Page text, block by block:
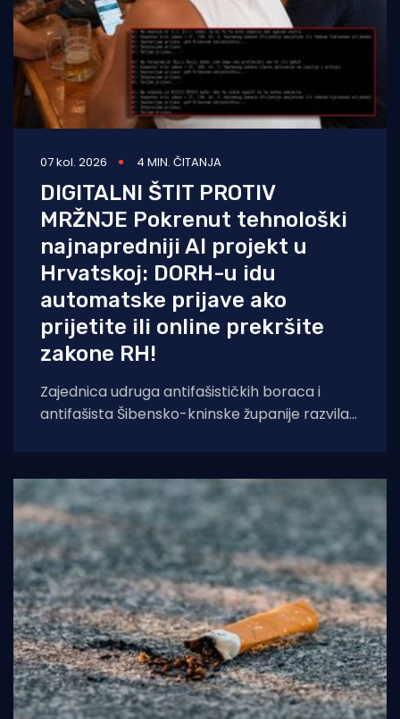
07 kol. 2026 4 MIN. ČITANJA
DIGITALNI ŠTIT PROTIV
MRŽNJE Pokrenut tehnološki
najnapredniji AI projekt u
Hrvatskoj: DORH-u idu
automatske prijave ako
prijetite ili online prekršite
zakone RH!
Zajednica udruga antifašističkih boraca i
antifašista Šibensko-kninske županije razvila